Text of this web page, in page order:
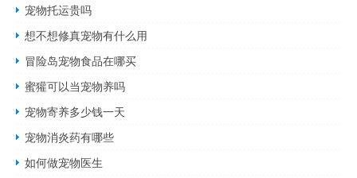
宠物托运贵吗
想不想修真宠物有什么用
冒险岛宠物食品在哪买
蜜獾可以当宠物养吗
宠物寄养多少钱一天
宠物消炎药有哪些
如何做宠物医生